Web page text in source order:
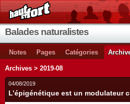
Balades naturalistes
Notes Pages Catégories
Archives > 2019-08
04/08/2019
L’épigénétique est un modulateur